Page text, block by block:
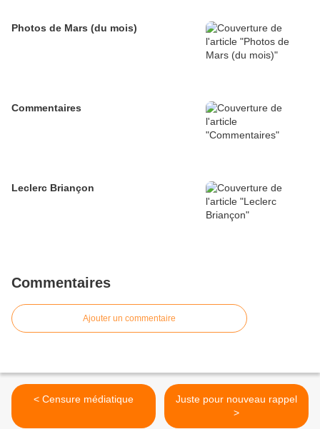
Photos de Mars (du mois)
Commentaires
Leclerc Briançon
Commentaires
Ajouter un commentaire
< Censure médiatique
Juste pour nouveau rappel
>